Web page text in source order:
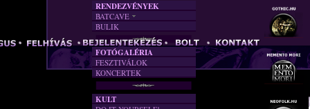
RENDEZVÉNYEK
BATCAVE
AKTUÁLIS
A MÚLT
BULIK
FOTÓGALÉRIA
FESZTIVÁLOK
KONCERTEK
KULT